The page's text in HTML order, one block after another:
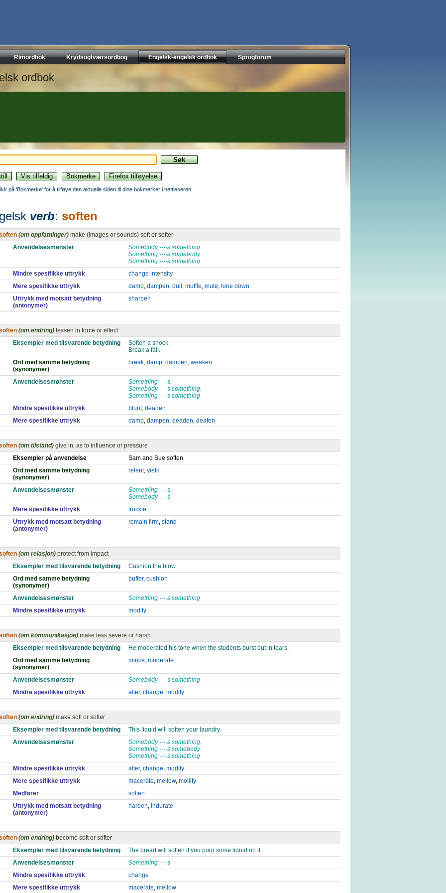
Rimordbok Krydsogtværsordbog Engelsk-engelsk ordbok Sprogforum
ordbok
på 'Bokmerke' for å tilføye den aktuelle siden til dine bokmerker i nettleseren.
verb: soften
(om oppfatninger) make (images or sounds) soft or softer
Anvendelsesmønster
Somebody ----s something.
Something ----s somebody.
Something ----s something
Mindre spesifikke uttrykk
change intensity
Mere spesifikke uttrykk
damp, dampen, dull , muffle, mute, tone down
Uttrykk med motsatt betydning
(antonymer)
sharpen
(om endring) lessen in force or effect
Eksempler med tilsvarende betydning
Soften a shock.
Break a fall.
Ord med samme betydning
(synonymer)
break, damp, dampen, weaken
Anvendelsesmønster
Something ----s.
Somebody ----s something.
Something ----s something
Mindre spesifikke uttrykk
blunt, deaden
Mere spesifikke uttrykk
damp, dampen, deaden, deafen
(om tilstand) give in, as to influence or pressure
Eksempler på anvendelse
Sam and Sue soften
Ord med samme betydning
(synonymer)
relent, yield
Anvendelsesmønster
Something ----s.
Somebody ----s
Mere spesifikke uttrykk
truckle
Uttrykk med motsatt betydning
(antonymer)
remain firm, stand
(om relasjon) protect from impact
Eksempler med tilsvarende betydning
Cushion the blow.
Ord med samme betydning
(synonymer)
buffer, cushion
Anvendelsesmønster
Something ----s something
Mindre spesifikke uttrykk
modify
(om kommunikasjon) make less severe or harsh
Eksempler med tilsvarende betydning
He moderated his tone when the students burst out in tears.
Ord med samme betydning
(synonymer)
mince, moderate
Anvendelsesmønster
Somebody ----s something
Mindre spesifikke uttrykk
alter, change, modify
(om endring) make soft or softer
Eksempler med tilsvarende betydning
This liquid will soften your laundry.
Anvendelsesmønster
Somebody ----s something.
Something ----s somebody.
Something ----s something
Mindre spesifikke uttrykk
alter, change, modify
Mere spesifikke uttrykk
macerate, mellow, mollify
Medfører
soften
Uttrykk med motsatt betydning
(antonymer)
harden, indurate
(om endring) become soft or softer
Eksempler med tilsvarende betydning
The bread will soften if you pour some liquid on it.
Anvendelsesmønster
Something ----s
Mindre spesifikke uttrykk
change
Mere spesifikke uttrykk
macerate, mellow